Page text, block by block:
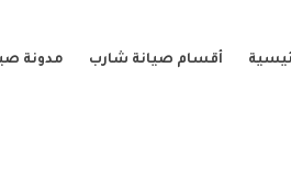
أقسام صيانة شارب مدونة